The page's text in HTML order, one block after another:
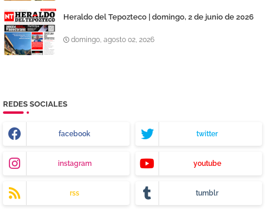
Heraldo del Tepozteco | domingo, 2 de junio de 2026
domingo, agosto 02, 2026
REDES SOCIALES
facebook twitter
instagram youtube
rss tumblr